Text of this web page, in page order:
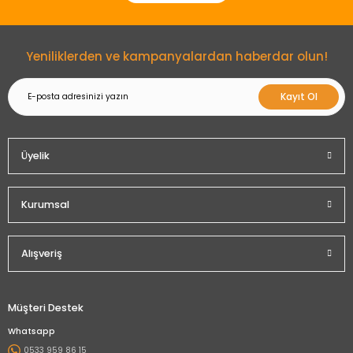
Yeniliklerden ve kampanyalardan haberdar olun!
Kayıt Ol
Üyelik
Kurumsal
Alışveriş
Müşteri Destek
Whatsapp
0533 959 86 15